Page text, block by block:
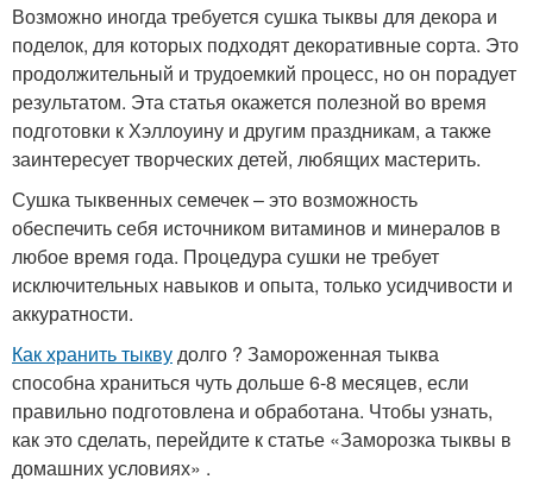
Возможно иногда требуется сушка тыквы для декора и
поделок, для которых подходят декоративные сорта. Это
продолжительный и трудоемкий процесс, но он порадует
результатом. Эта статья окажется полезной во время
подготовки к Хэллоуину и другим праздникам, а также
заинтересует творческих детей, любящих мастерить.
Сушка тыквенных семечек – это возможность
обеспечить себя источником витаминов и минералов в
любое время года. Процедура сушки не требует
исключительных навыков и опыта, только усидчивости и
аккуратности.
Как хранить тыкву долго ? Замороженная тыква
способна храниться чуть дольше 6-8 месяцев, если
правильно подготовлена и обработана. Чтобы узнать,
как это сделать, перейдите к статье «Заморозка тыквы в
домашних условиях» .